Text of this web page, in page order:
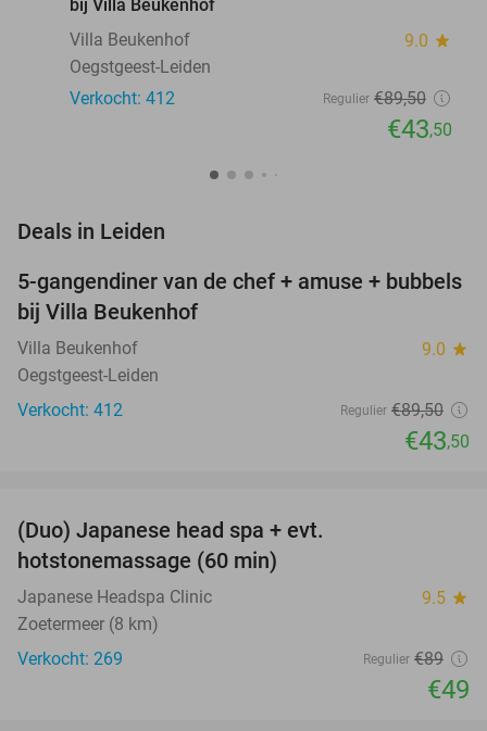
bij Villa Beukenhof
Villa Beukenhof
9.0 star
Oegstgeest-Leiden
Verkocht: 412
Regulier €89,50
€43,50
Deals in Leiden
51%
5-gangendiner van de chef + amuse + bubbels
bij Villa Beukenhof
Villa Beukenhof 9.0 star
Oegstgeest-Leiden
Verkocht: 412
Regulier €89,50
€43,50
(Duo) Japanese head spa + evt.
hotstonemassage (60 min)
Japanese Headspa Clinic 9.5 star
Zoetermeer (8 km)
Verkocht: 269
Regulier €89
€49